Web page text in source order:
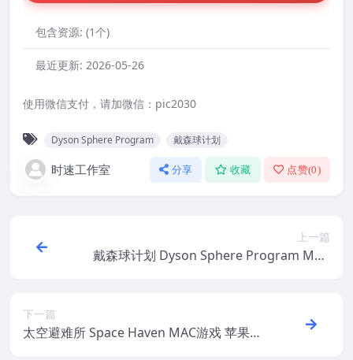
包含资源: (1个)
最近更新: 2026-05-26
使用微信支付，请加微信：pic2030
Dyson Sphere Program 戴森球计划
时速工作室 分享 收藏 点赞(0)
上一篇
戴森球计划 Dyson Sphere Program MAC
下一篇
太空避难所 Space Haven MAC游戏 苹果电